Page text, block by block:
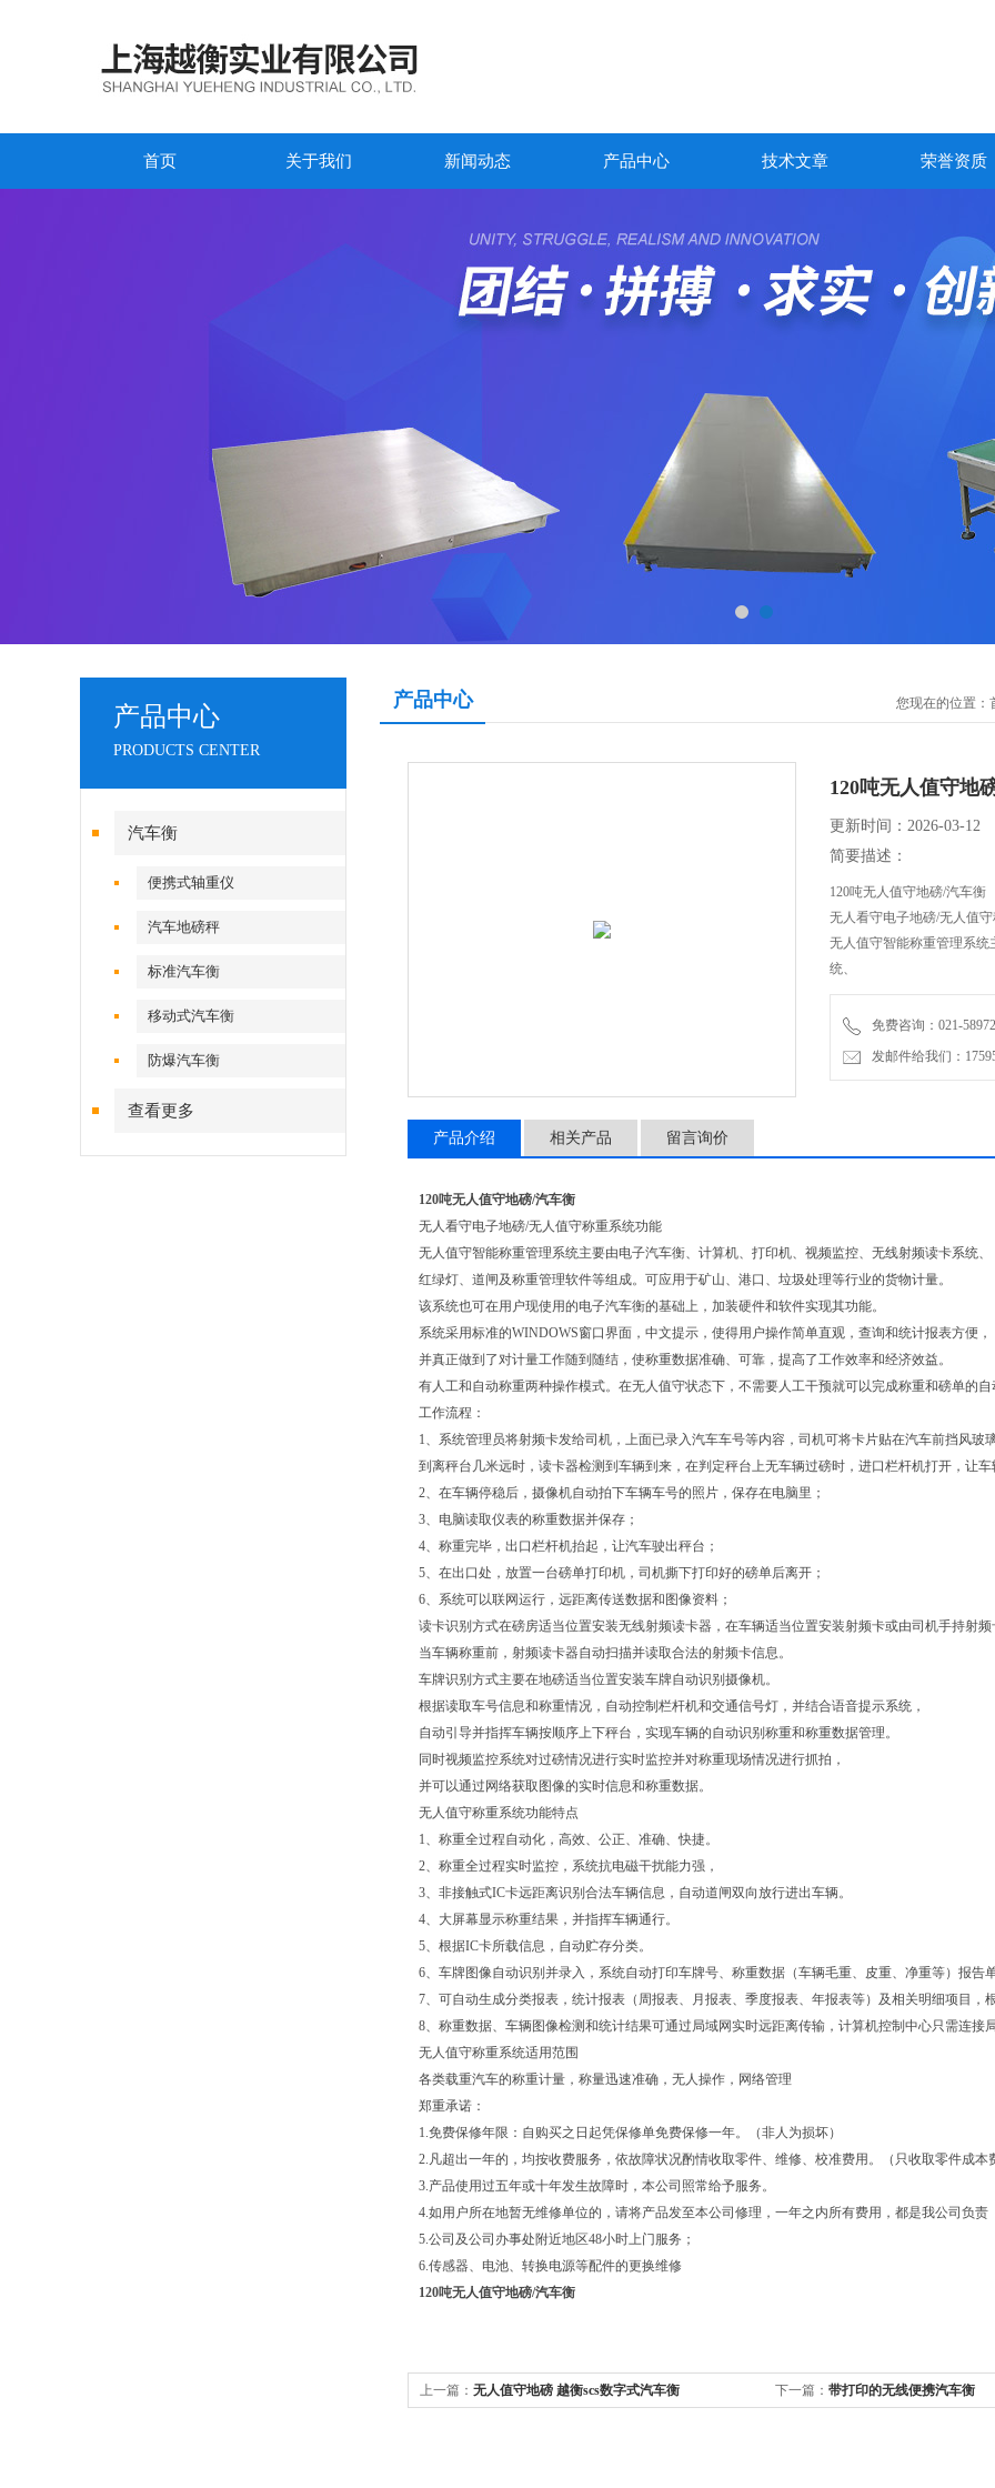
首页 关于我们 新闻动态 产品中心 技术文章 荣誉资质
产品中心
PRODUCTS CENTER
汽车衡
便携式轴重仪
汽车地磅秤
标准汽车衡
移动式汽车衡
防爆汽车衡
查看更多
产品中心 您现在的位置：
120吨无人值守地
更新时间：2026-03-12
简要描述：
120吨无人值守地磅/汽车衡
无人看守电子地磅/无人值
无人值守智能称重管理系
统、
红绿灯、道闸及称重管理
该系统也可在用户现使用
免费咨询：021-
发邮件给我们：
产品介绍 相关产品 留言询价
120吨无人值守地磅/汽车衡
无人看守电子地磅/无人值守称重系统功能
无人值守智能称重管理系统主要由电子汽车衡、计算机、打印机、视频监控、无线射频读卡系统、
红绿灯、道闸及称重管理软件等组成。可应用于矿山、港口、垃圾处理等行业的货物计量。
该系统也可在用户现使用的电子汽车衡的基础上，加装硬件和软件实现其功能。
系统采用标准的WINDOWS窗口界面，中文提示，使得用户操作简单直观，查询和统计报表方便，
并真正做到了对计量工作随到随结，使称重数据准确、可靠，提高了工作效率和经济效益。
有人工和自动称重两种操作模式。在无人值守状态下，不需要人工干预就可以完成称重和磅单的自
工作流程：
1、系统管理员将射频卡发给司机，上面已录入汽车车号等内容，司机可将卡片贴在汽车前挡风玻璃
到离秤台几米远时，读卡器检测到车辆到来，在判定秤台上无车辆过磅时，进口栏杆机打开，让车
2、在车辆停稳后，摄像机自动拍下车辆车号的照片，保存在电脑里；
3、电脑读取仪表的称重数据并保存；
4、称重完毕，出口栏杆机抬起，让汽车驶出秤台；
5、在出口处，放置一台磅单打印机，司机撕下打印好的磅单后离开；
6、系统可以联网运行，远距离传送数据和图像资料；
读卡识别方式在磅房适当位置安装无线射频读卡器，在车辆适当位置安装射频卡或由司机手持射频
当车辆称重前，射频读卡器自动扫描并读取合法的射频卡信息。
车牌识别方式主要在地磅适当位置安装车牌自动识别摄像机。
根据读取车号信息和称重情况，自动控制栏杆机和交通信号灯，并结合语音提示系统，
自动引导并指挥车辆按顺序上下秤台，实现车辆的自动识别称重和称重数据管理。
同时视频监控系统对过磅情况进行实时监控并对称重现场情况进行抓拍，
并可以通过网络获取图像的实时信息和称重数据。
无人值守称重系统功能特点
1、称重全过程自动化，高效、公正、准确、快捷。
2、称重全过程实时监控，系统抗电磁干扰能力强，
3、非接触式IC卡远距离识别合法车辆信息，自动道闸双向放行进出车辆。
4、大屏幕显示称重结果，并指挥车辆通行。
5、根据IC卡所载信息，自动贮存分类。
6、车牌图像自动识别并录入，系统自动打印车牌号、称重数据（车辆毛重、皮重、净重等）报告单
7、可自动生成分类报表，统计报表（周报表、月报表、季度报表、年报表等）及相关明细项目，
8、称重数据、车辆图像检测和统计结果可通过局域网实时远距离传输，计算机控制中心只需连接
无人值守称重系统适用范围
各类载重汽车的称重计量，称量迅速准确，无人操作，网络管理
郑重承诺：
1.免费保修年限：自购买之日起凭保修单免费保修一年。（非人为损坏）
2.凡超出一年的，均按收费服务，依故障状况酌情收取零件、维修、校准费用。（只收取零件成本
3.产品使用过五年或十年发生故障时，本公司照常给予服务。
4.如用户所在地暂无维修单位的，请将产品发至本公司修理，一年之内所有费用，都是我公司负责
5.公司及公司办事处附近地区48小时上门服务；
6.传感器、电池、转换电源等配件的更换维修
120吨无人值守地磅/汽车衡
上一篇： 无人值守地磅 越衡scs数字式汽车衡 下一篇： 带打印的无线便携汽车衡